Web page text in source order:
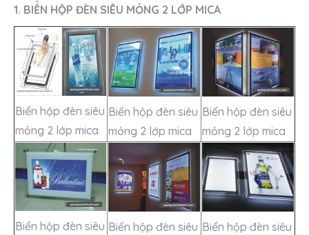
1. BIỂN HỘP ĐÈN SIÊU MỎNG 2 LỚP MICA
Biển hộp đèn siêu
mỏng 2 lớp mica
Biển hộp đèn siêu
mỏng 2 lớp mica
Biển hộp đèn siêu
mỏng 2 lớp mica
Biển hộp đèn siêu Biển hộp đèn siêu Biển hộp đèn siêu